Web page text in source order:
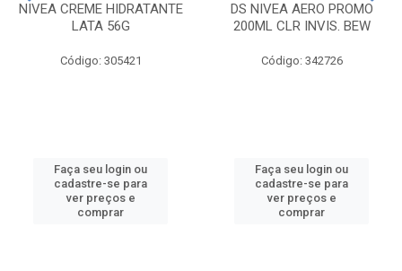
NIVEA CREME HIDRATANTE
LATA 56G
Código: 305421
Faça seu login ou
cadastre-se para
ver preços e
comprar
DS NIVEA AERO PROMO
200ML CLR INVIS. BEW
Código: 342726
Faça seu login ou
cadastre-se para
ver preços e
comprar